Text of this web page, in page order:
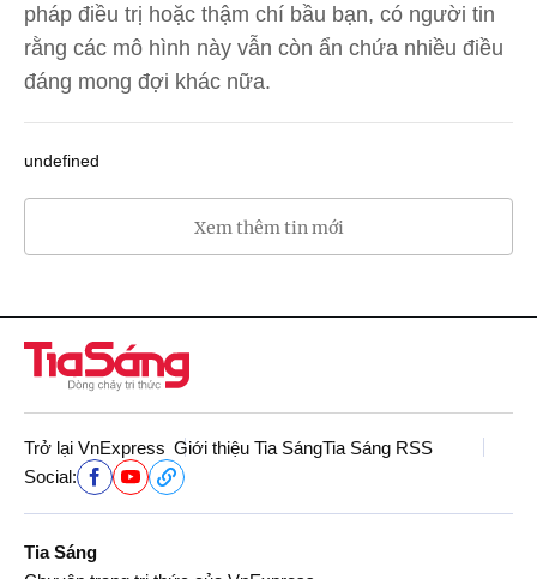
pháp điều trị hoặc thậm chí bầu bạn, có người tin
rằng các mô hình này vẫn còn ẩn chứa nhiều điều
đáng mong đợi khác nữa.
undefined
Xem thêm tin mới
Trở lại VnExpress Giới thiệu Tia SángTia Sáng RSS
Social:
Tia Sáng